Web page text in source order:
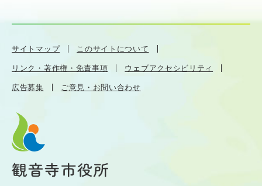
サイトマップ このサイトについて
リンク・著作権・免責事項 ウェブアクセシビリティ
広告募集 ご意見・お問い合わせ